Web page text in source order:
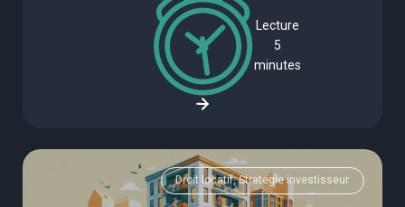
Lecture
5
minutes
Droit locatif, Stratégie investisseur